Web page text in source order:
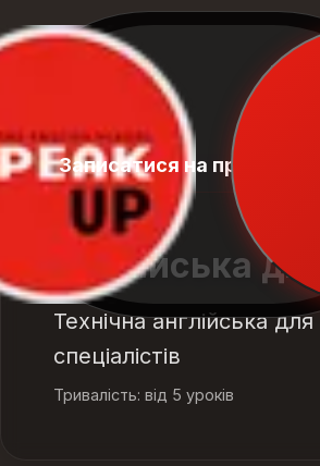
Записатися на пробний
Англійська для
Технічна англійська для
спеціалістів
Тривалість: від 5 уроків